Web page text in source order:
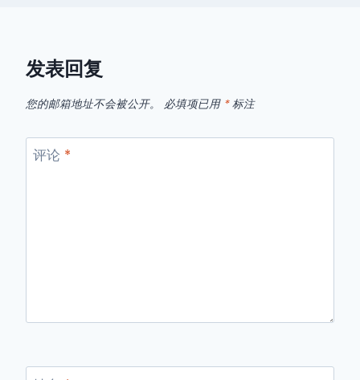
发表回复
您的邮箱地址不会被公开。 必填项已用 *标注
评论 *